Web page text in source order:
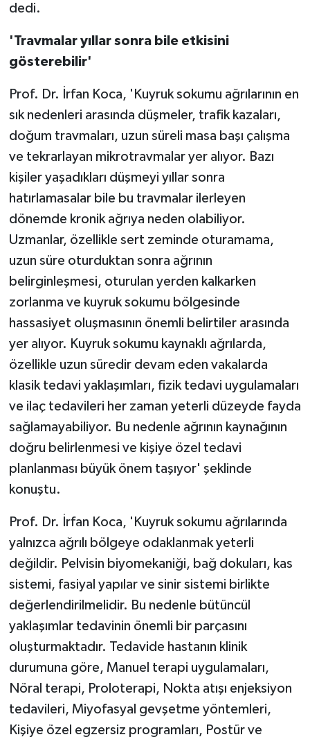
dedi.
'Travmalar yıllar sonra bile etkisini
gösterebilir'
Prof. Dr. İrfan Koca, 'Kuyruk sokumu ağrılarının en
sık nedenleri arasında düşmeler, trafik kazaları,
doğum travmaları, uzun süreli masa başı çalışma
ve tekrarlayan mikrotravmalar yer alıyor. Bazı
kişiler yaşadıkları düşmeyi yıllar sonra
hatırlamasalar bile bu travmalar ilerleyen
dönemde kronik ağrıya neden olabiliyor.
Uzmanlar, özellikle sert zeminde oturamama,
uzun süre oturduktan sonra ağrının
belirginleşmesi, oturulan yerden kalkarken
zorlanma ve kuyruk sokumu bölgesinde
hassasiyet oluşmasının önemli belirtiler arasında
yer alıyor. Kuyruk sokumu kaynaklı ağrılarda,
özellikle uzun süredir devam eden vakalarda
klasik tedavi yaklaşımları, fizik tedavi uygulamaları
ve ilaç tedavileri her zaman yeterli düzeyde fayda
sağlamayabiliyor. Bu nedenle ağrının kaynağının
doğru belirlenmesi ve kişiye özel tedavi
planlanması büyük önem taşıyor' şeklinde
konuştu.
Prof. Dr. İrfan Koca, 'Kuyruk sokumu ağrılarında
yalnızca ağrılı bölgeye odaklanmak yeterli
değildir. Pelvisin biyomekaniği, bağ dokuları, kas
sistemi, fasiyal yapılar ve sinir sistemi birlikte
değerlendirilmelidir. Bu nedenle bütüncül
yaklaşımlar tedavinin önemli bir parçasını
oluşturmaktadır. Tedavide hastanın klinik
durumuna göre, Manuel terapi uygulamaları,
Nöral terapi, Proloterapi, Nokta atışı enjeksiyon
tedavileri, Miyofasyal gevşetme yöntemleri,
Kişiye özel egzersiz programları, Postür ve